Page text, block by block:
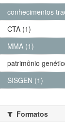
conhecimentos
CTA (1)
MMA (1)
patrimônio
SISGEN (1)
Formatos